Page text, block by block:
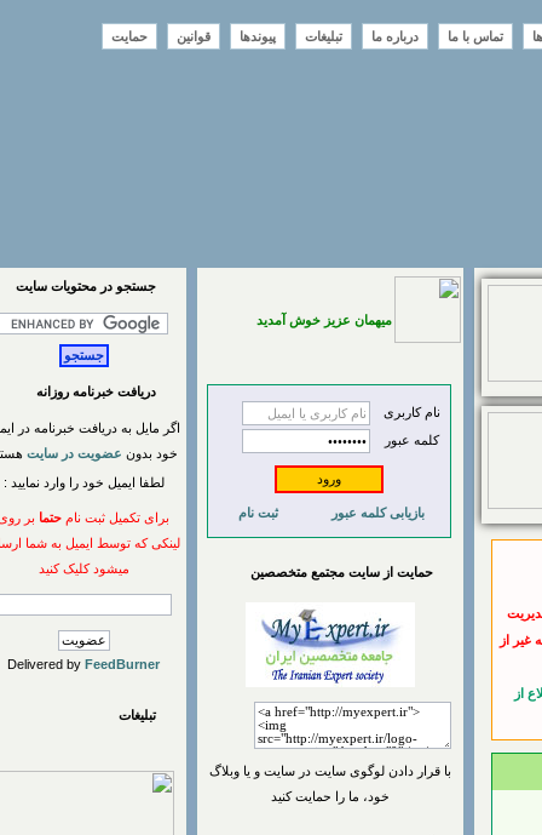
تماس با ما درباره ما تبلیغات پیوندها قوانین حمایت
از
میهمان عزیز خوش آمدید
نام کاربری
کلمه عبور
بازیابی کلمه عبور ثبت نام
حمایت از سایت مجتمع متخصصین
با قرار دادن لوگوی سایت در سایت و یا وبلاگ
خود، ما را حمایت کنید
جستجو در محتويات سايت
دریافت خبرنامه روزانه
اگر مایل به دریافت خبرنامه در ایمیل
خود بدونعضویت در سایتهستید
لطفا ایمیل خود را وارد نمایید :
برای تکمیل ثبت نام حتمابر روی
لینکی که توسط ایمیل به شما ارسال
میشود کلیک کنید
Delivered byFeedBurner
تبلیغات